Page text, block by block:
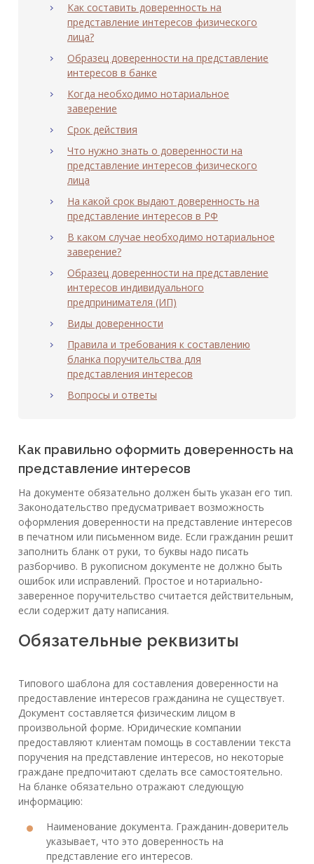
Как составить доверенность на
представление интересов физического
лица?
Образец доверенности на представление
интересов в банке
Когда необходимо нотариальное
заверение
Срок действия
Что нужно знать о доверенности на
представление интересов физического
лица
На какой срок выдают доверенность на
представление интересов в РФ
В каком случае необходимо нотариальное
заверение?
Образец доверенности на представление
интересов индивидуального
предпринимателя (ИП)
Виды доверенности
Правила и требования к составлению
бланка поручительства для
представления интересов
Вопросы и ответы
Как правильно оформить доверенность на
представление интересов
На документе обязательно должен быть указан его тип.
Законодательство предусматривает возможность
оформления доверенности на представление интересов
в печатном или письменном виде. Если гражданин решит
заполнить бланк от руки, то буквы надо писать
разборчиво. В рукописном документе не должно быть
ошибок или исправлений. Простое и нотариально-
заверенное поручительство считается действительным,
если содержит дату написания.
Обязательные реквизиты
Типового шаблона для составления доверенности на
предоставление интересов гражданина не существует.
Документ составляется физическим лицом в
произвольной форме. Юридические компании
предоставляют клиентам помощь в составлении текста
поручения на представление интересов, но некоторые
граждане предпочитают сделать все самостоятельно.
На бланке обязательно отражают следующую
информацию:
Наименование документа. Гражданин-доверитель
указывает, что это доверенность на
представление его интересов.